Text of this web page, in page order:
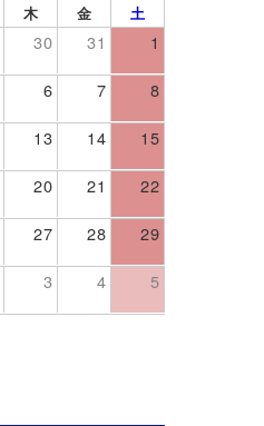
木 金 土
30 31 1
6 7 8
13 14 15
20 21 22
27 28 29
3 4 5